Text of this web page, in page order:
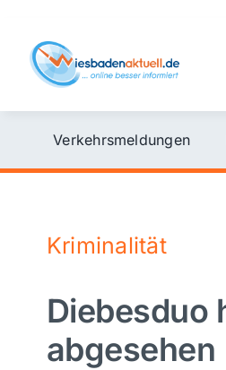
content
Verkehrsmeldungen
Kriminalität
Diebesduo
abgesehen